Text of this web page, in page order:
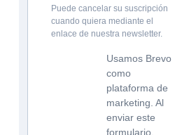
Puede cancelar su suscripción
cuando quiera mediante el
enlace de nuestra newsletter.
Usamos Brevo
como
plataforma de
marketing. Al
enviar este
formulario,